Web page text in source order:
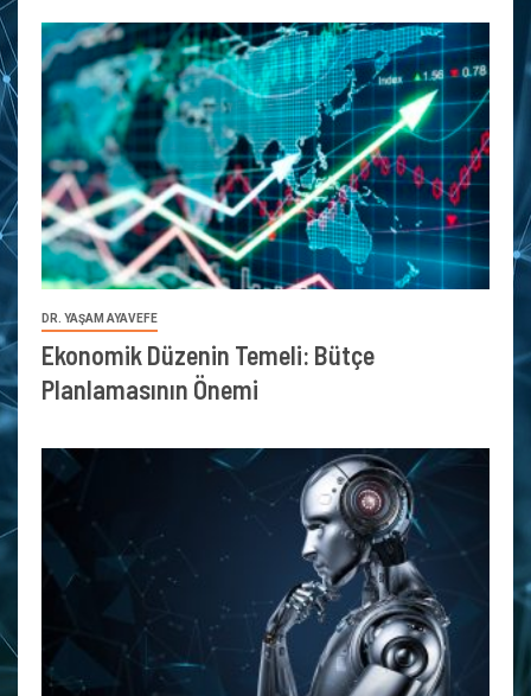
DR. YAŞAM AYAVEFE
Ekonomik Düzenin Temeli: Bütçe
Planlamasının Önemi